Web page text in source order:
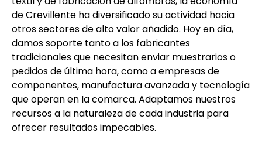
de Crevillente ha diversificado su actividad hacia
otros sectores de alto valor añadido. Hoy en día,
damos soporte tanto a los fabricantes
tradicionales que necesitan enviar muestrarios o
pedidos de última hora, como a empresas de
componentes, manufactura avanzada y tecnología
que operan en la comarca. Adaptamos nuestros
recursos a la naturaleza de cada industria para
ofrecer resultados impecables.